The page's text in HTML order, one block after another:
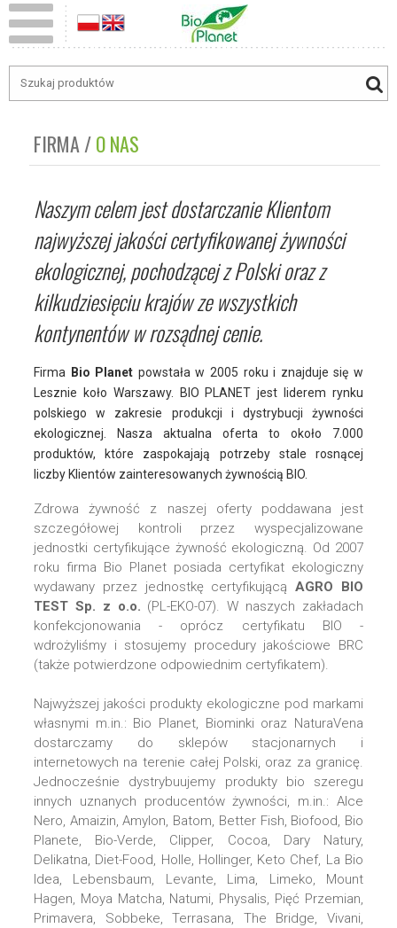
FIRMA O NAS
Naszym celem jest dostarczanie Klientom
najwyższej jakości certyfikowanej żywności
ekologicznej, pochodzącej z Polski oraz z
kilkudziesięciu krajów ze wszystkich
kontynentów w rozsądnej cenie.
Firma Bio Planet powstała w 2005 roku i znajduje się w
Lesznie koło Warszawy. BIO PLANET jest liderem rynku
polskiego w zakresie produkcji i dystrybucji żywności
ekologicznej. Nasza aktualna oferta to około 7.000
produktów, które zaspokajają potrzeby stale rosnącej
liczby Klientów zainteresowanych żywnością BIO.
Zdrowa żywność z naszej oferty poddawana jest
szczegółowej kontroli przez wyspecjalizowane
jednostki certyfikujące żywność ekologiczną. Od 2007
roku firma Bio Planet posiada certyfikat ekologiczny
wydawany przez jednostkę certyfikującąAGRO BIO
TEST Sp. z o.o. (PL-EKO-07). W naszych zakładach
konfekcjonowania - oprócz certyfikatu BIO -
wdrożyliśmy i stosujemy procedury jakościowe BRC
(także potwierdzone odpowiednim certyfikatem).
Najwyższej jakości produkty ekologiczne pod markami
własnymi m.in.: Bio Planet, Biominki oraz NaturaVena
dostarczamy do sklepów stacjonarnych i
internetowych na terenie całej Polski, oraz za granicę.
Jednocześnie dystrybuujemy produkty bio szeregu
innych uznanych producentów żywności, m.in.: Alce
Nero, Amaizin, Amylon, Batom, Better Fish, Biofood, Bio
Planete, Bio-Verde, Clipper, Cocoa, Dary Natury,
Delikatna, Diet-Food, Holle, Hollinger, Keto Chef, La Bio
Idea, Lebensbaum, Levante, Lima, Limeko, Mount
Hagen, Moya Matcha, Natumi, Physalis, Pięć Przemian,
Primavera, Sobbeke, Terrasana, The Bridge, Vivani,